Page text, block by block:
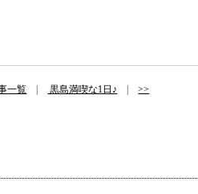
一覧 黒島満喫な1日♪ |>>